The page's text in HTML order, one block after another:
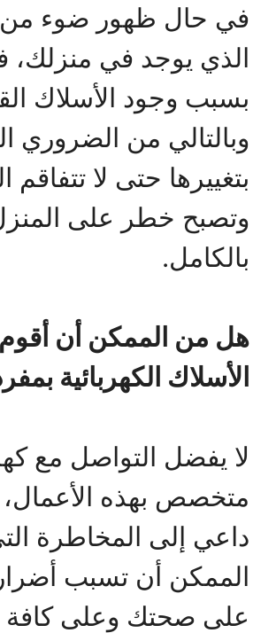
في حال ظهور ضوء
الذي يوجد في منزلك،
بسبب وجود الأسلاك
وبالتالي من الضروري
بتغييرها حتى لا تتفاقم
وتصبح خطر على
بالكامل.
هل من الممكن أن أقوم
الأسلاك الكهربائية
لا يفضل التواصل مع
متخصص بهذه الأعمال،
داعي إلى المخاطرة
الممكن أن تسبب أضرار
على صحتك وعلى كافة